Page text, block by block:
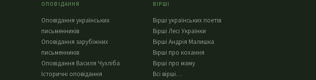
ОПОВІДАННЯ
Оповідання українських
письменників
Оповідання зарубіжних
письменників
Оповідання Василя Чухліба
Історичні оповідання
ВІРШІ
Вірші українських поетів
Вірші Лесі Українки
Вірші Андрія Малишка
Вірші про кохання
Вірші про маму
Всі вірші…